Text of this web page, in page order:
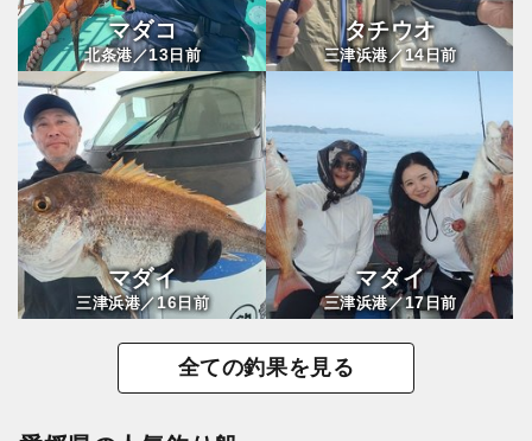
マダコ
北条港／13日前
タチウオ
三津浜港／14日前
マダイ
三津浜港／16日前
マダイ
三津浜港／17日前
全ての釣果を見る